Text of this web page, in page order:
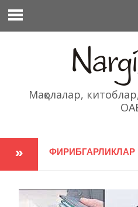
содержимому
Мақолалар,
ФИРИБГАРЛИКЛАР